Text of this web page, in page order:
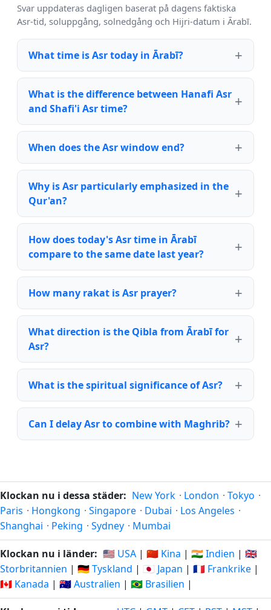
Svar uppdateras dagligen baserat på dagens faktiska
Asr-tid, soluppgång, solnedgång och Hijri-datum i Ārabī.
What time is Asr today in Ārabī?
What is the difference between Hanafi Asr
and Shafi'i Asr time?
When does the Asr window end?
Why is Asr particularly emphasized in the
Qur'an?
How does today's Asr time in Ārabī
compare to the same date last year?
How many rakat is Asr prayer?
What direction is the Qibla from Ārabī for
Asr?
What is the spiritual significance of Asr?
Can I delay Asr to combine with Maghrib?
Klockan nu i dessa städer: New York · London · Tokyo ·
Paris · Hongkong · Singapore · Dubai · Los Angeles ·
Shanghai · Peking · Sydney · Mumbai
Klockan nu i länder: 🇺🇸 USA | 🇨🇳 Kina | 🇮🇳 Indien | 🇬🇧
Storbritannien | 🇩🇪 Tyskland | 🇯🇵 Japan | 🇫🇷 Frankrike |
🇨🇦 Kanada | 🇦🇺 Australien | 🇧🇷 Brasilien |